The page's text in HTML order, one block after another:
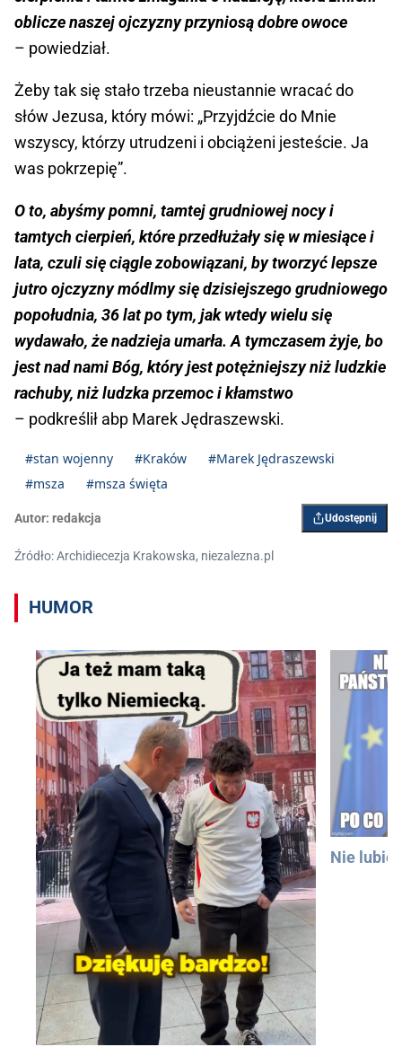
oblicze naszej ojczyzny przyniosą dobre owoce
– powiedział.
Żeby tak się stało trzeba nieustannie wracać do
słów Jezusa, który mówi: „Przyjdźcie do Mnie
wszyscy, którzy utrudzeni i obciążeni jesteście. Ja
was pokrzepię”.
O to, abyśmy pomni, tamtej grudniowej nocy i
tamtych cierpień, które przedłużały się w miesiące i
lata, czuli się ciągle zobowiązani, by tworzyć lepsze
jutro ojczyzny módlmy się dzisiejszego grudniowego
popołudnia, 36 lat po tym, jak wtedy wielu się
wydawało, że nadzieja umarła. A tymczasem żyje, bo
jest nad nami Bóg, który jest potężniejszy niż ludzkie
rachuby, niż ludzka przemoc i kłamstwo
– podkreślił abp Marek Jędraszewski.
#stan wojenny #Kraków
#Marek Jędraszewski
#msza
#msza święta
Autor: redakcja Udostępnij
Źródło: Archidiecezja Krakowska, niezalezna.pl
HUMOR
Nie lubię